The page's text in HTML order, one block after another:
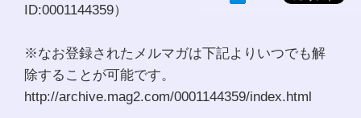
ID:0001144359）
※なお登録されたメルマガは下記よりいつでも解
除することが可能です。
http://archive.mag2.com/0001144359/index.html